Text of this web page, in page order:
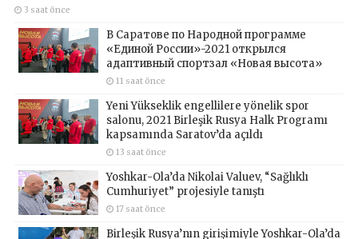
3 saat önce
В Саратове по Народной программе
«Единой России»-2021 открылся
адаптивный спортзал «Новая высота»
11 saat önce
Yeni Yükseklik engellilere yönelik spor
salonu, 2021 Birleşik Rusya Halk Programı
kapsamında Saratov’da açıldı
13 saat önce
Yoshkar-Ola’da Nikolai Valuev, “Sağlıklı
Cumhuriyet” projesiyle tanıştı
17 saat önce
Birleşik Rusya’nın girişimiyle Yoshkar-Ola’da